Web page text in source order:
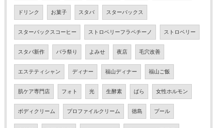
ドリンク お菓子 スタバ スターバックス
スターバックスコーヒー ストロベリーフラペチーノ ストロベリー
スタバ新作 バラ祭り よみせ 夜店 毛穴改善
エステティシャン ディナー 福山ディナー 福山ご飯
肌ケア専門店 フォト 光 生酵素 ばら 女性ホルモン
ボディクリーム プロファイルクリーム 徳島 プール